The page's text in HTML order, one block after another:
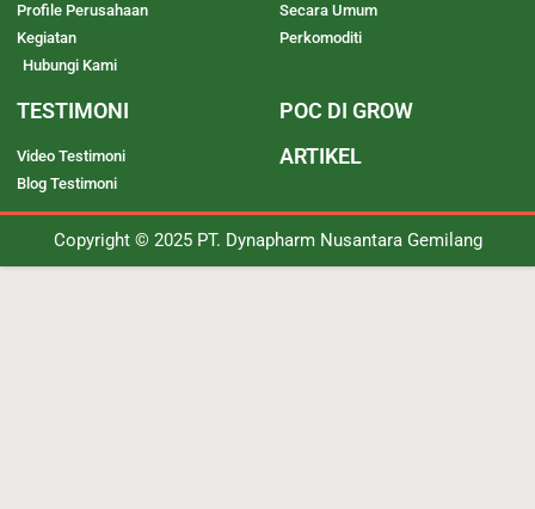
Profile Perusahaan
Kegiatan
Hubungi Kami
Secara Umum
Perkomoditi
TESTIMONI
Video Testimoni
Blog Testimoni
POC DI GROW
ARTIKEL
Copyright © 2025 PT. Dynapharm Nusantara Gemilang